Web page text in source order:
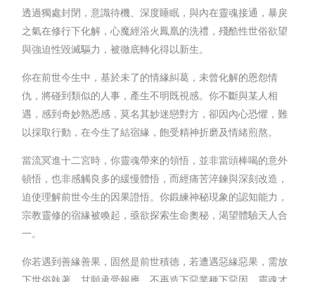
透過獨處封閉，意識待機、深度睡眠，與內在靈魂接通，暴戾
之氣在修行下化解，心魔經浴火鳳凰的洗禮，殘酷性世俗欲望
與強迫性毀滅驅力，被徹底轉化得以新生。
你在前世今生中，基於未了的情緣糾葛，未曾化解的恩怨情
仇，將碰到類似的人事，產生不明既視感。你不斷與某人相
遇，感到奇妙熟悉感，莫名其妙迷戀對方，卻因內心恐懼，難
以採取行動，在今生了結宿緣，飽受精神折磨及情緒煎熬。
當流冥進十二宮時，你靈魂帶來的領悟，並非當頭棒喝的意外
頓悟，也非感觸良多的緩慢體悟，而經痛苦淬鍊與深刻改造，
迫使理解前世今生的因果證悟。你鍛練神秘現象的認知能力，
宗教靈修的宿緣被喚起，亟欲探索生命奧秘，渴望體驗天人合
一。
你若遇到善緣善果，固然是前世積德，若遭遇惡緣惡果，需放
下世俗執著，甘願承受報應，不再造下惡業種下惡因，靈魂才